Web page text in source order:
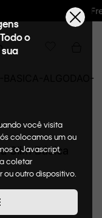
acima de R$600
o
você visita
colocamos um ou
o Javascript,
coletar
outro dispositivo.
e quais
os dados
Slim Básica